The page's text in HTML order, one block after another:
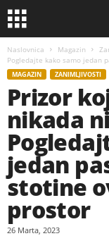
Naslovnica Magazin
Pogledajte kako samo jedan
MAGAZIN ZANIMLJIVOSTI
Prizor
nikada
jedan
stotine
prostor
26 Marta, 2023